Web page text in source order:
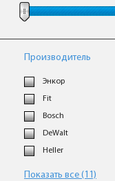
Производитель
Энкор
Fit
Bosch
DeWalt
Heller
Показать все (11)